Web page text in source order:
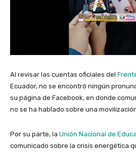
Al revisar las cuentas oficiales del
Ecuador, no se encontró ningún
su página de Facebook, en donde
no se ha hablado sobre una
Por su parte, la Unión Nacional de
comunicado sobre la crisis energética